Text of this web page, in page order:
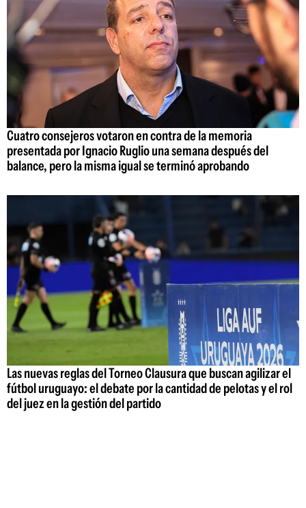
Cuatro consejeros votaron en contra de la memoria
presentada por Ignacio Ruglio una semana después del
balance, pero la misma igual se terminó aprobando
Las nuevas reglas del Torneo Clausura que buscan agilizar el
fútbol uruguayo: el debate por la cantidad de pelotas y el rol
del juez en la gestión del partido